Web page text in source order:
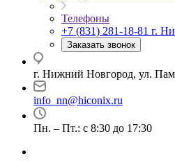
Телефоны
+7 (831) 281-18-81 г.
Заказать звонок
г. Нижний Новгород, ул.
info_nn@hiconix.ru
Пн. – Пт.: с 8:30 до 17:30